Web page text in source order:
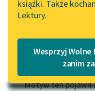
Joseph Conrad
Lektury szkolne i klasyka
literatury do słuchania dla
uczennic i uczniów z
książki. Także
Lektury.
Wesprzyj
zanim
Motyw:
Motyw ten